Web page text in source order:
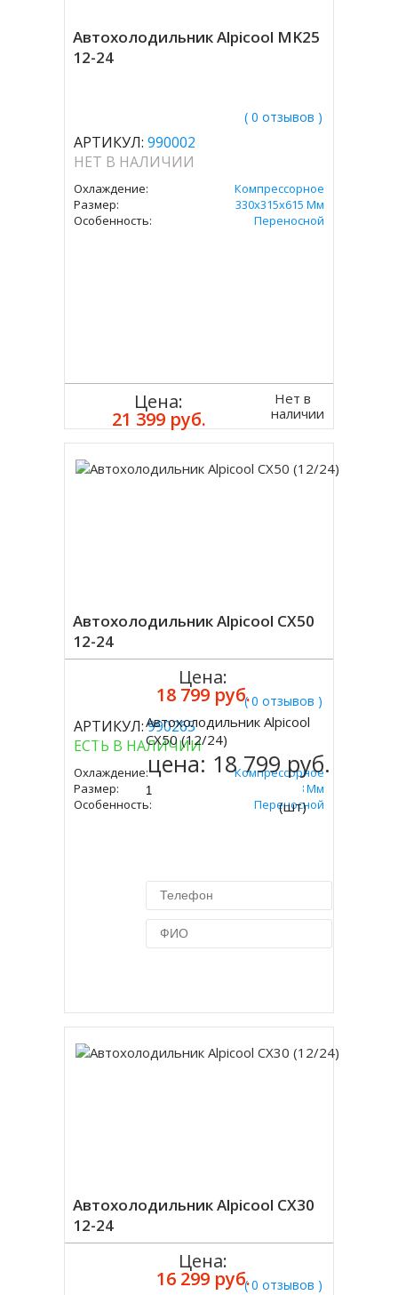
Автохолодильник Alpicool MK25
12-24
( 0 отзывов )
АРТИКУЛ: 990002
НЕТ В НАЛИЧИИ
Охлаждение:
Компрессорное
Размер:
330х315х615 Мм
Особенность:
Переносной
Цена:
21 399 руб.
Нет в
наличии
Автохолодильник Alpicool CX50
12-24
( 0 отзывов )
АРТИКУЛ:990265
ЕСТЬ В НАЛИЧИИ
Охлаждение:
Компрессорное
Размер:
545х586х378 Мм
Особенность:
Переносной
Цена:
18 799 руб.
Купить
Автохолодильник Alpicool
CX50 (12/24)
цена: 18 799 руб.
(шт)
Автохолодильник Alpicool CX30
12-24
( 0 отзывов )
Цена:
16 299 руб.